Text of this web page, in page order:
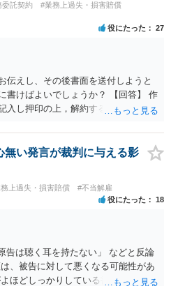
委託契約
#業務上過失・損害賠償
役にたった 27
伝えし、その後書面を送付しようと
書けばよいでしょうか？ 【回答】 作
入し押印の上，解約する旨を伝える
？ 【回答】 特にないと思われます
「損害」に該当するのか検討するこ
やめる際、「退所後しばらく芸能活
える」ことを事務所側から要求され
す。所属する際にいただいた契約
ないのですが、仮にこれらを要求さ
でしょうか？ 【回答】 契約書に記載
る可能性があります。 もし上記の
根拠を明示してもらってください。
無い発言が裁判に与える影
上過失・損害賠償 #不当解雇
役にたった 18
告は聴く耳を持たない」 などと反論
、被告に対して悪くなる可能性があ
ほどしっかりしている書面でなけれ